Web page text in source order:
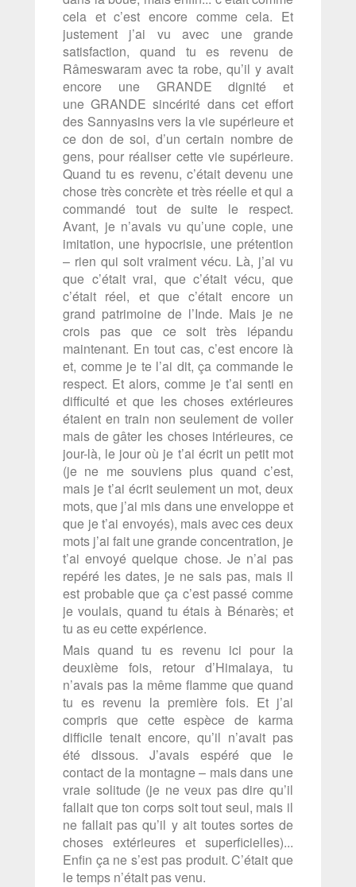
cela et c’est encore comme cela. Et
justement j’ai vu avec une grande
satisfaction, quand tu es revenu de
Râmeswaram avec ta robe, qu’il y avait
encore une GRANDE dignité et
une GRANDE sincérité dans cet effort
des Sannyasins vers la vie supérieure et
ce don de soi, d’un certain nombre de
gens, pour réaliser cette vie supérieure.
Quand tu es revenu, c’était devenu une
chose très concrète et très réelle et qui a
commandé tout de suite le respect.
Avant, je n’avais vu qu’une copie, une
imitation, une hypocrisie, une prétention
– rien qui soit vraiment vécu. Là, j’ai vu
que c’était vrai, que c’était vécu, que
c’était réel, et que c’était encore un
grand patrimoine de l’Inde. Mais je ne
crois pas que ce soit très iépandu
maintenant. En tout cas, c’est encore là
et, comme je te l’ai dit, ça commande le
respect. Et alors, comme je t’ai senti en
difficulté et que les choses extérieures
étaient en train non seulement de voiler
mais de gâter les choses intérieures, ce
jour-là, le jour où je t’ai écrit un petit mot
(je ne me souviens plus quand c’est,
mais je t’ai écrit seulement un mot, deux
mots, que j’ai mis dans une enveloppe et
que je t’ai envoyés), mais avec ces deux
mots j’ai fait une grande concentration, je
t’ai envoyé quelque chose. Je n’ai pas
repéré les dates, je ne sais pas, mais il
est probable que ça c’est passé comme
je voulais, quand tu étais à Bénarès; et
tu as eu cette expérience.
Mais quand tu es revenu ici pour la
deuxième fois, retour d’Himalaya, tu
n’avais pas la même flamme que quand
tu es revenu la première fois. Et j’ai
compris que cette espèce de karma
difficile tenait encore, qu’il n’avait pas
été dissous. J’avais espéré que le
contact de la montagne – mais dans une
vraie solitude (je ne veux pas dire qu’il
fallait que ton corps soit tout seul, mais il
ne fallait pas qu’il y ait toutes sortes de
choses extérieures et superficielles)...
Enfin ça ne s’est pas produit. C’était que
le temps n’était pas venu.